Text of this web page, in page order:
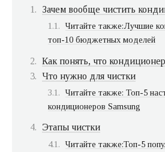
Зачем вообще чистить
Читайте также:Лучшие
топ-10 бюджетных моделей
Как понять, что
Что нужно для чистки
Читайте также: Топ-5
кондиционеров Samsung
Этапы чистки
Читайте также:Топ-5